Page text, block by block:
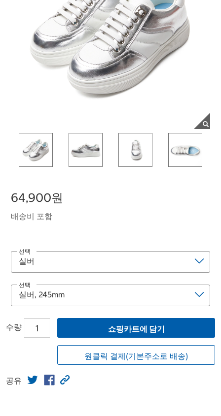
64,900원
배송비 포함
선택
선택
수량 쇼핑카트에 담기
원클릭 결제(기본주소로 배송)
공유